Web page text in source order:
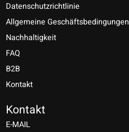
Datenschutzrichtlinie
Allgemeine Geschäftsbedingungen
Nachhaltigkeit
FAQ
B2B
Kontakt
Kontakt
E-MAIL